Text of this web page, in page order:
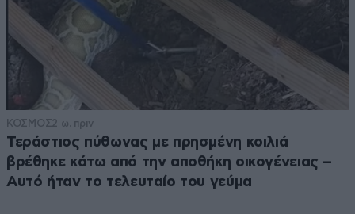
ΚΟΣΜΟΣ2 ω. πριν
Τεράστιος πύθωνας με πρησμένη κοιλιά
βρέθηκε κάτω από την αποθήκη οικογένειας –
Αυτό ήταν το τελευταίο του γεύμα